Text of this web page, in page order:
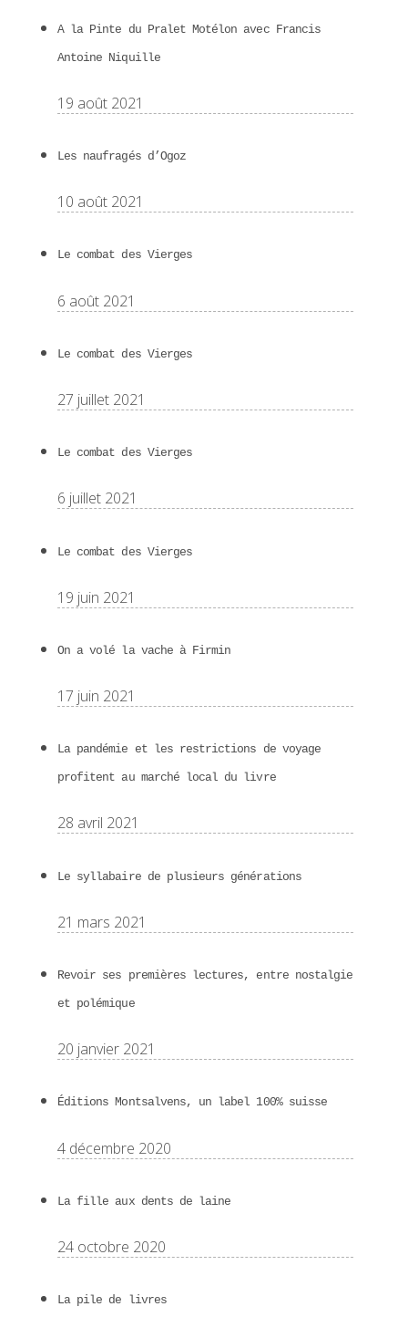
A la Pinte du Pralet Motélon avec Francis
Antoine Niquille
19 août 2021
Les naufragés d’Ogoz
10 août 2021
Le combat des Vierges
6 août 2021
Le combat des Vierges
27 juillet 2021
Le combat des Vierges
6 juillet 2021
Le combat des Vierges
19 juin 2021
On a volé la vache à Firmin
17 juin 2021
La pandémie et les restrictions de voyage
profitent au marché local du livre
28 avril 2021
Le syllabaire de plusieurs générations
21 mars 2021
Revoir ses premières lectures, entre nostalgie
et polémique
20 janvier 2021
Éditions Montsalvens, un label 100% suisse
4 décembre 2020
La fille aux dents de laine
24 octobre 2020
La pile de livres